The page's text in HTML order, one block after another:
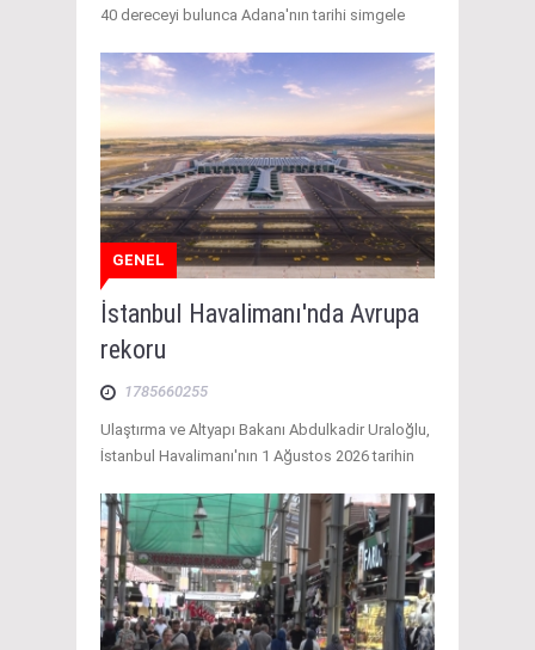
40 dereceyi bulunca Adana'nın tarihi simgele
GENEL
İstanbul Havalimanı'nda Avrupa
rekoru
1785660255
Ulaştırma ve Altyapı Bakanı Abdulkadir Uraloğlu,
İstanbul Havalimanı'nın 1 Ağustos 2026 tarihin